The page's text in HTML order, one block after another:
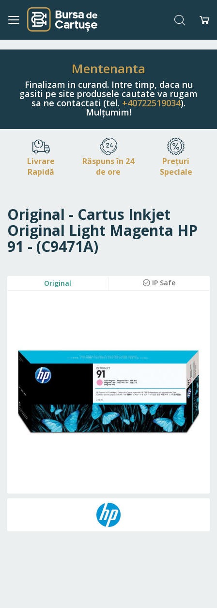
Navigați
Conținut
Căutare
Mentenanta
Finalizam in curand. Intre timp, daca nu
gasiti pe site produsele cautate va rugam
sa ne contactati (tel. +40722519034).
Mulțumim!
Livrare
Rapidă
Răspuns în 24
de ore
Prețuri
Speciale
Original - Cartus Inkjet
Original Light Magenta HP
91 - (C9471A)
gallery
Original IP Safe